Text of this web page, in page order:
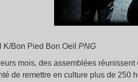
K/Bon Pied Bon Oeil PNG
mois, des assemblées
de remettre en culture plus de 250